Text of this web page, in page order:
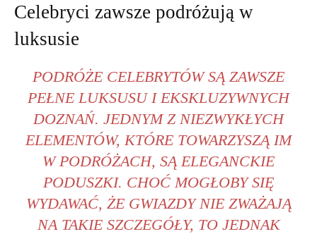
Celebryci zawsze podróżują w‍
luksusie
PODRÓŻE CELEBRYTÓW ‍SĄ ZAWSZE‌
PEŁNE LUKSUSU​ I ‍EKSKLUZYWNYCH
DOZNAŃ. JEDNYM Z NIEZWYKŁYCH
ELEMENTÓW, KTÓRE TOWARZYSZĄ ​IM
⁤W PODRÓŻACH, SĄ​ ELEGANCKIE
PODUSZKI.‌ CHOĆ⁣ MOGŁOBY ⁢SIĘ
WYDAWAĆ, ŻE GWIAZDY‌ NIE ⁢ZWAŻAJĄ
NA TAKIE SZCZEGÓŁY, TO JEDNAK